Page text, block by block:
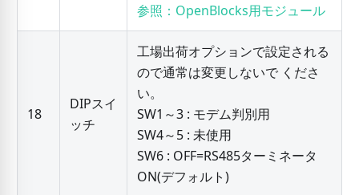
参照：OpenBlocks用モジュール
18
DIPスイ
ッチ
工場出荷オプションで設定される
ので通常は変更しないで くださ
い。
SW1～3 : モデム判別用
SW4～5 : 未使用
SW6 : OFF=RS485ターミネータ
ON(デフォルト)